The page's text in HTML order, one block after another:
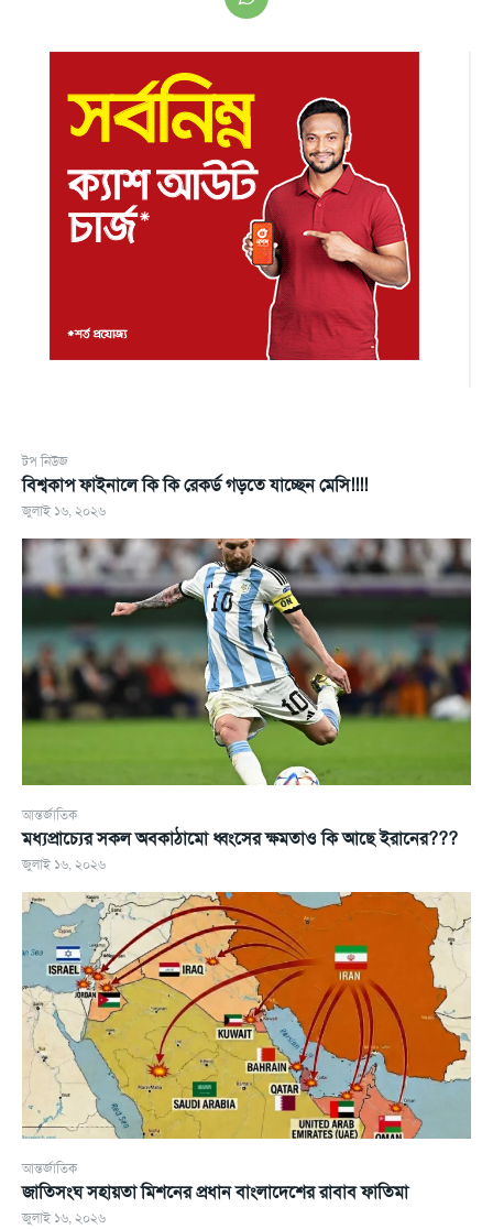
টপ নিউজ
বিশ্বকাপ ফাইনালে কি কি রেকর্ড গড়তে যাচ্ছেন মেসি!!!!
জুলাই ১৬, ২০২৬
আন্তর্জাতিক
মধ্যপ্রাচ্যের সকল অবকাঠামো ধ্বংসের ক্ষমতাও কি আছে ইরানের???
জুলাই ১৬, ২০২৬
আন্তর্জাতিক
জাতিসংঘ সহায়তা মিশনের প্রধান বাংলাদেশের রাবাব ফাতিমা
জুলাই ১৬, ২০২৬